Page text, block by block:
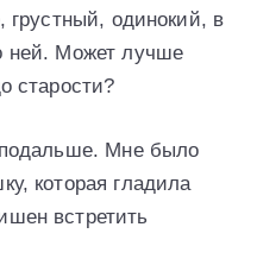
грустный, одинокий, в
ней. Может лучше
старости?
Мне было
которая гладила
встретить